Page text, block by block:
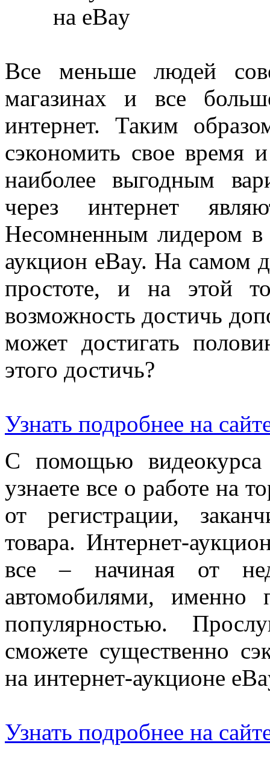
Все меньше людей
магазинах и все
интернет. Таким
сэкономить свое время
наиболее выгодным
через интернет
Несомненным лидером в
аукцион eBay. На самом
простоте, и на этой
возможность достичь
может достигать
этого достичь?
Узнать подробнее на
С помощью
узнаете все о работе на
от регистрации,
товара. Интернет-
все – начиная от
автомобилями, именно
популярностью.
сможете существенно
на интернет-аукционе
Узнать подробнее на